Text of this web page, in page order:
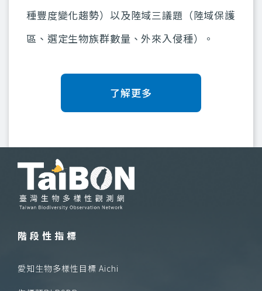
種豐度變化趨勢）以及陸域三議題（陸域保護
區、選定生物族群數量、外來入侵種）。
了解更多
階段性指標
愛知生物多樣性目標 Aichi